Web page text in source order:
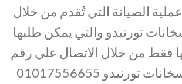
الصيانة التي تُقدم من خلال
تورنيدو والتي يمكن طلبها
فقط من خلال الاتصال علي رقم
مركز صيانة سخانات تورنيدو 01017556655